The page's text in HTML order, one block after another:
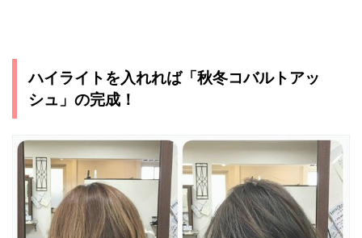
ハイライトを入れれば「秋冬コバルトアッ
シュ」の完成！